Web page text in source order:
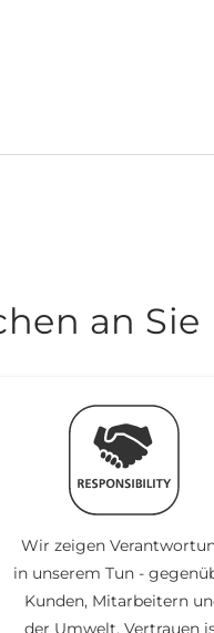
an Sie
Wir zeigen
in unserem Tun -
Kunden, Mitarbeitern
der Umwelt. Vertrauen